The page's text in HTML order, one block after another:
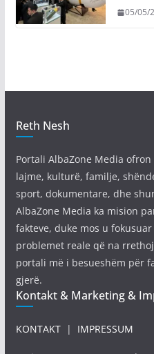
05/05/
Reth Nesh
Portali AlbaZone Media
lajme, kulturë, familje,
sport, dokumentare, dhe
AlbaZone Media ka mision
fakteve, duke mos u
problemet reale që na
portali më i besueshëm për
gjerë.
Kontakt & Marketing &
KONTAKT| IMPRESSUM